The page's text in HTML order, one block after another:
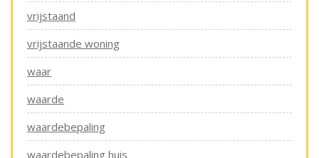
vrijstaand
vrijstaande woning
waar
waarde
waardebepaling
waardebepaling huis